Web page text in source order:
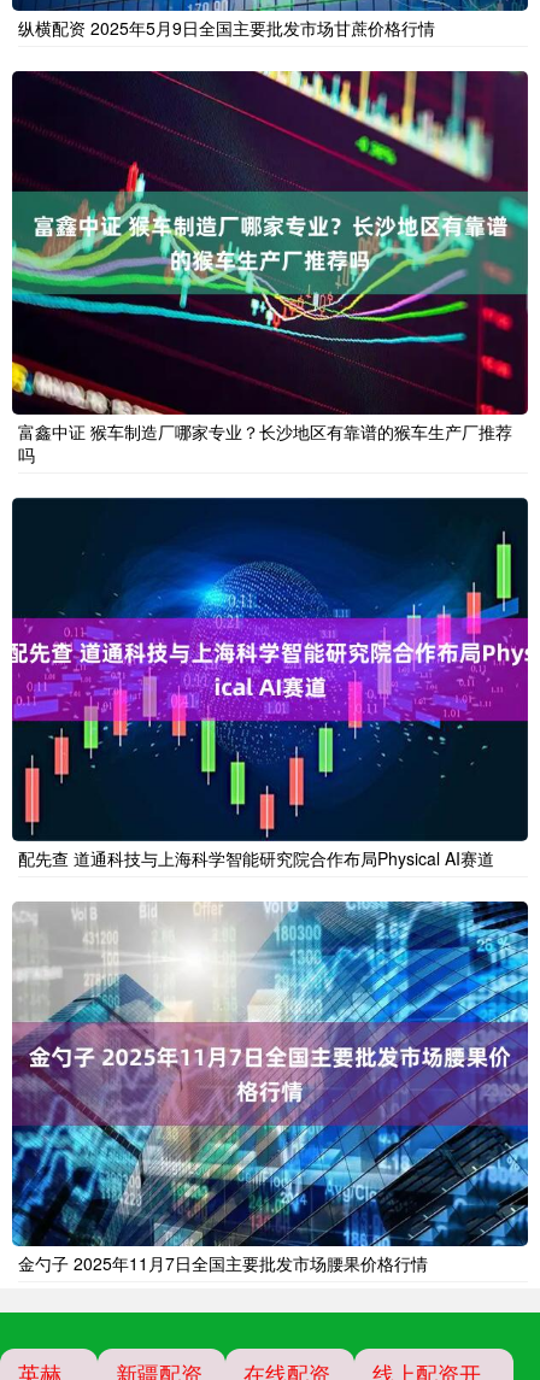
纵横配资 2025年5月9日全国主要批发市场甘蔗价格行情
富鑫中证 猴车制造厂哪家专业？长沙地区有靠谱的猴车生产厂推荐
吗
配先查 道通科技与上海科学智能研究院合作布局Physical AI赛道
金勺子 2025年11月7日全国主要批发市场腰果价格行情
英赫 新疆配资 在线配资 线上配资开